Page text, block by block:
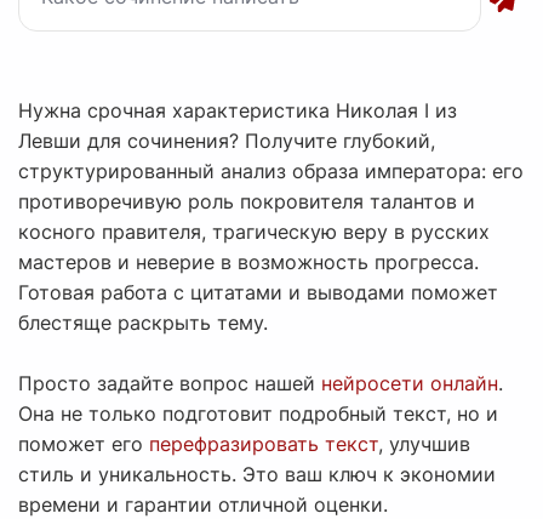
Нужна срочная характеристика Николая I из
Левши для сочинения? Получите глубокий,
структурированный анализ образа императора: его
противоречивую роль покровителя талантов и
косного правителя, трагическую веру в русских
мастеров и неверие в возможность прогресса.
Готовая работа с цитатами и выводами поможет
блестяще раскрыть тему.
Просто задайте вопрос нашей нейросети онлайн.
Она не только подготовит подробный текст, но и
поможет его перефразировать текст, улучшив
стиль и уникальность. Это ваш ключ к экономии
времени и гарантии отличной оценки.